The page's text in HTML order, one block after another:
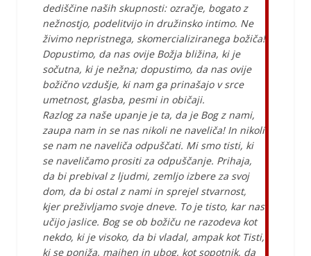
dediščine naših skupnosti: ozračje, bogato z
nežnostjo, podelitvijo in družinsko intimo. Ne
živimo nepristnega, skomercializiranega božiča!
Dopustimo, da nas ovije Božja bližina, ki je
sočutna, ki je nežna; dopustimo, da nas ovije
božično vzdušje, ki nam ga prinašajo v srce
umetnost, glasba, pesmi in običaji.
Razlog za naše upanje je ta, da je Bog z nami,
zaupa nam in se nas nikoli ne naveliča! In nikoli
se nam ne naveliča odpuščati. Mi smo tisti, ki
se naveličamo prositi za odpuščanje. Prihaja,
da bi prebival z ljudmi, zemljo izbere za svoj
dom, da bi ostal z nami in sprejel stvarnost,
kjer preživljamo svoje dneve. To je tisto, kar nas
učijo jaslice. Bog se ob božiču ne razodeva kot
nekdo, ki je visoko, da bi vladal, ampak kot Tisti,
ki se poniža, majhen in ubog, kot sopotnik, da